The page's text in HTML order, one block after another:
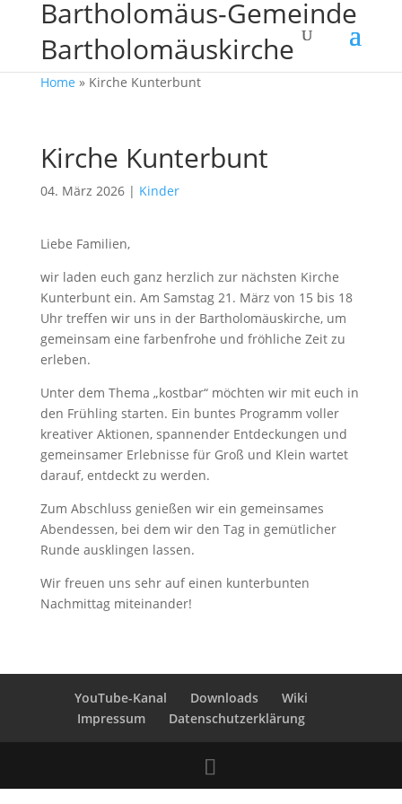
Bartholomäus-Gemeinde
Bartholomäuskirche
Home » Kirche Kunterbunt
Kirche Kunterbunt
04. März 2026| Kinder
Liebe Familien,
wir laden euch ganz herzlich zur nächsten Kirche
Kunterbunt ein. Am Samstag 21. März von 15 bis 18
Uhr treffen wir uns in der Bartholomäuskirche, um
gemeinsam eine farbenfrohe und fröhliche Zeit zu
erleben.
Unter dem Thema „kostbar“ möchten wir mit euch in
den Frühling starten. Ein buntes Programm voller
kreativer Aktionen, spannender Entdeckungen und
gemeinsamer Erlebnisse für Groß und Klein wartet
darauf, entdeckt zu werden.
Zum Abschluss genießen wir ein gemeinsames
Abendessen, bei dem wir den Tag in gemütlicher
Runde ausklingen lassen.
Wir freuen uns sehr auf einen kunterbunten
Nachmittag miteinander!
YouTube-Kanal Downloads
Wiki
Impressum
Datenschutzerklärung